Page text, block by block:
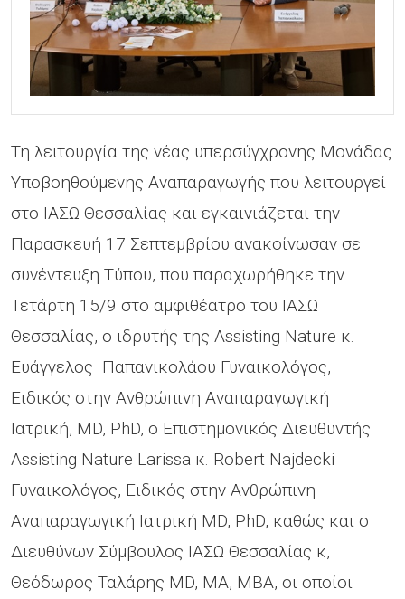
Τη λειτουργία της νέας υπερσύγχρονης Μονάδας
Υποβοηθούμενης Αναπαραγωγής που λειτουργεί
στο ΙΑΣΩ Θεσσαλίας και εγκαινιάζεται την
Παρασκευή 17 Σεπτεμβρίου ανακοίνωσαν σε
συνέντευξη Τύπου, που παραχωρήθηκε την
Τετάρτη 15/9 στο αμφιθέατρο του ΙΑΣΩ
Θεσσαλίας, ο ιδρυτής της Assisting Nature κ.
Ευάγγελος Παπανικολάου Γυναικολόγος,
Ειδικός στην Ανθρώπινη Αναπαραγωγική
Ιατρική, MD, PhD, ο Επιστημονικός Διευθυντής
Assisting Nature Larissa κ. Robert Najdecki
Γυναικολόγος, Ειδικός στην Ανθρώπινη
Αναπαραγωγική Ιατρική MD, PhD, καθώς και ο
Διευθύνων Σύμβουλος ΙΑΣΩ Θεσσαλίας κ,
Θεόδωρος Ταλάρης MD, MA, MBA, οι οποίοι